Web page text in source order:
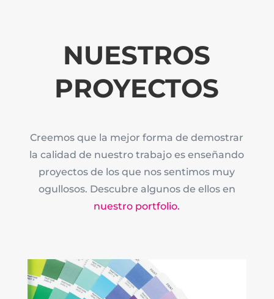
NUESTROS
PROYECTOS
Creemos que la mejor forma de demostrar
la calidad de nuestro trabajo es enseñando
proyectos de los que nos sentimos muy
ogullosos. Descubre algunos de ellos en
nuestro portfolio.